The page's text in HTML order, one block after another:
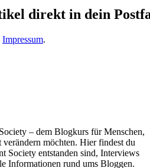
direkt in dein
Impressum.
– dem Blogkurs für Menschen,
möchten. Hier findest du
Society entstanden sind, Interviews
Informationen rund ums Bloggen.